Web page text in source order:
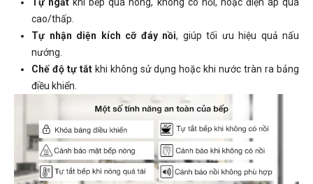
cao/thấp.
Tự nhận diện kích cỡ đáy nồi, giúp tối ưu hiệu quả nấu
nướng.
Chế độ tự tắtkhi không sử dụng hoặc khi nước tràn ra bảng
điều khiển.